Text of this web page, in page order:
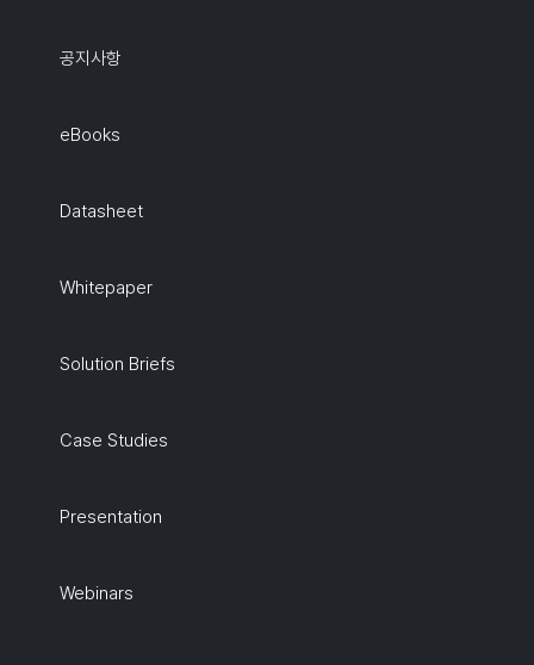
공지사항
eBooks
Datasheet
Whitepaper
Solution Briefs
Case Studies
Presentation
Webinars